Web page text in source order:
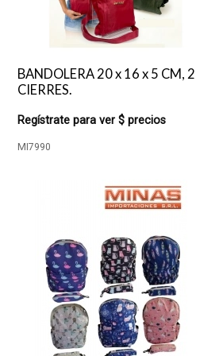
BANDOLERA 20 x 16 x 5 CM, 2
CIERRES.
Regístrate para ver $ precios
MI7990